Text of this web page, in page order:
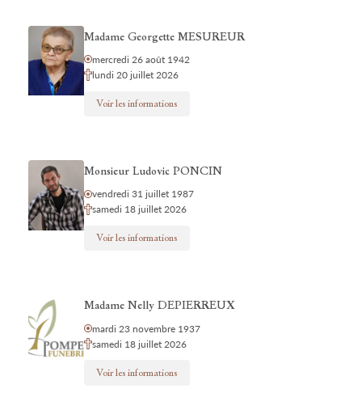
Madame Georgette MESUREUR
mercredi 26 août 1942
lundi 20 juillet 2026
Voir les informations
Monsieur Ludovic PONCIN
vendredi 31 juillet 1987
samedi 18 juillet 2026
Voir les informations
Madame Nelly DEPIERREUX
mardi 23 novembre 1937
samedi 18 juillet 2026
Voir les informations